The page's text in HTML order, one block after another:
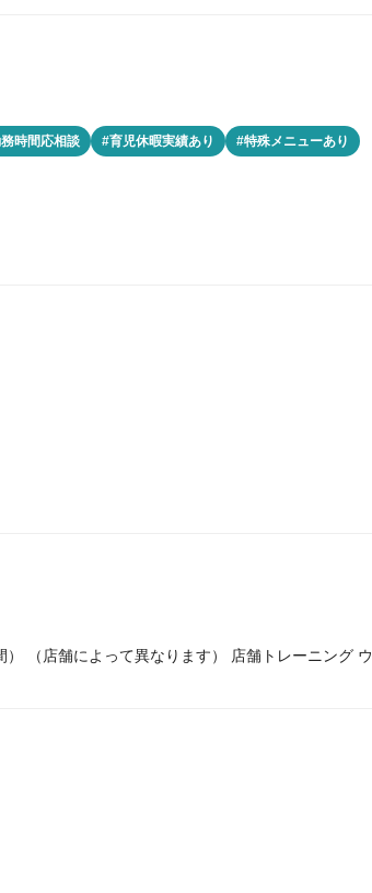
時間応相談 #育児休暇実績あり
#特殊メニューあり
（店舗によって異なります） 店舗トレーニング ウ